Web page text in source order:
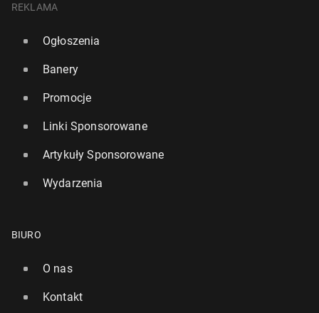
REKLAMA
Ogłoszenia
Banery
Promocje
Linki Sponsorowane
Artykuły Sponsorowane
Wydarzenia
BIURO
O nas
Kontakt